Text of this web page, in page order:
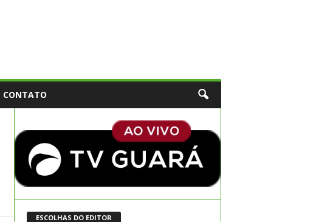
CONTATO
ESCOLHAS DO EDITOR